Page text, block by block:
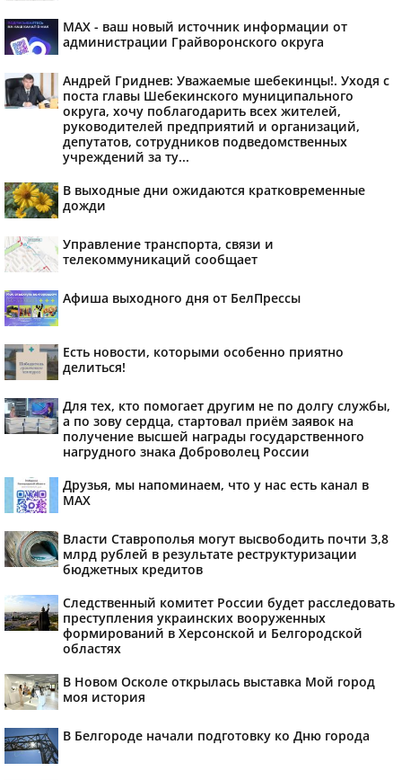
MAX - ваш новый источник информации от
администрации Грайворонского округа
Андрей Гриднев: Уважаемые шебекинцы!. Уходя с
поста главы Шебекинского муниципального
округа, хочу поблагодарить всех жителей,
руководителей предприятий и организаций,
депутатов, сотрудников подведомственных
учреждений за ту...
В выходные дни ожидаются кратковременные
дожди
Управление транспорта, связи и
телекоммуникаций сообщает
Афиша выходного дня от БелПрессы
Есть новости, которыми особенно приятно
делиться!
Для тех, кто помогает другим не по долгу службы,
а по зову сердца, стартовал приём заявок на
получение высшей награды государственного
нагрудного знака Доброволец России
Друзья, мы напоминаем, что у нас есть канал в
МАХ
Власти Ставрополья могут высвободить почти 3,8
млрд рублей в результате реструктуризации
бюджетных кредитов
Следственный комитет России будет расследовать
преступления украинских вооруженных
формирований в Херсонской и Белгородской
областях
В Новом Осколе открылась выставка Мой город
моя история
В Белгороде начали подготовку ко Дню города